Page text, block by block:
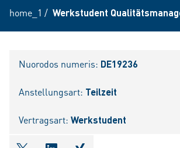
home_1 / Werkstudent
Nuorodos numeris: DE19236
Anstellungsart: Teilzeit
Vertragsart: Werkstudent